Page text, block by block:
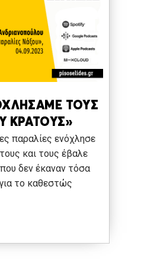
ΤΟΥΣ
ΚΡΑΤΟΥΣ»
παραλίες ενόχλησε
και τους έβαλε
δεν έκαναν τόσα
το καθεστώς